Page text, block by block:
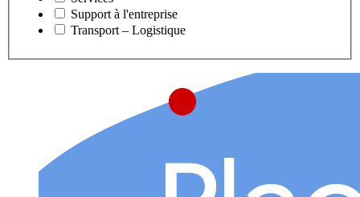
Support à l'entreprise
Transport – Logistique